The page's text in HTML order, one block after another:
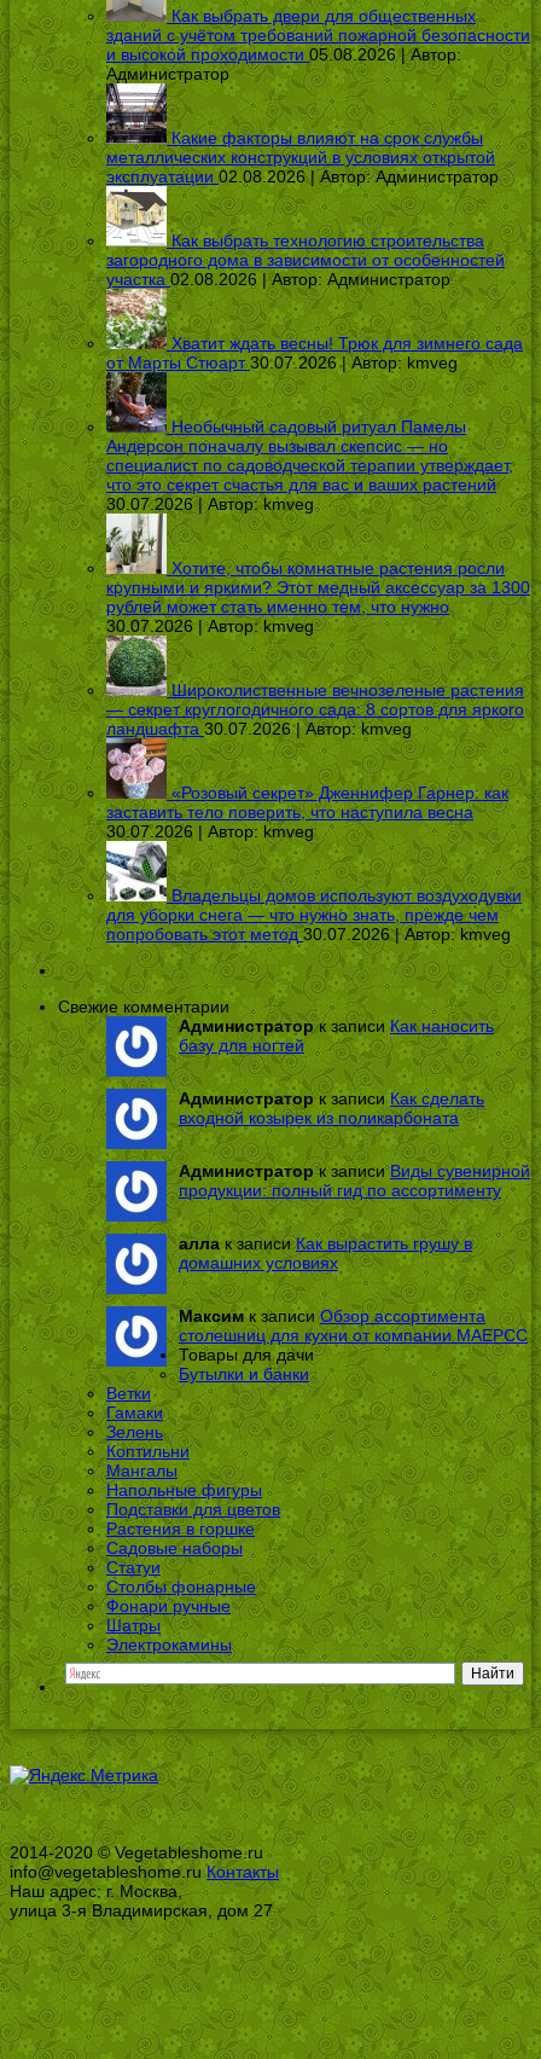
Как выбрать двери для общественных
зданий с учётом требований пожарной безопасности
и высокой проходимости 05.08.2026 | Автор:
Администратор
Какие факторы влияют на срок службы
металлических конструкций в условиях открытой
эксплуатации 02.08.2026 | Автор:Администратор
Как выбрать технологию строительства
загородного дома в зависимости от особенностей
участка 02.08.2026 | Автор: Администратор
Хватит ждать весны! Трюк для зимнего сада
от Марты Стюарт 30.07.2026 | Автор: kmveg
Необычный садовый ритуал Памелы
Андерсон поначалу вызывал скепсис — но
специалист по садоводческой терапии утверждает,
что это секрет счастья для вас и ваших растений
30.07.2026 | Автор:kmveg
Хотите, чтобы комнатные растения росли
крупными и яркими? Этот медный аксессуар за 1300
рублей может стать именно тем, что нужно
30.07.2026 | Автор: kmveg
Широколиственные вечнозеленые растения
— секрет круглогодичного сада: 8 сортов для яркого
ландшафта 30.07.2026 | Автор:kmveg
«Розовый секрет» Дженнифер Гарнер: как
заставить тело поверить, что наступила весна
30.07.2026 | Автор: kmveg
Владельцы домов используют воздуходувки
для уборки снега — что нужно знать, прежде чем
попробовать этот метод 30.07.2026 | Автор:kmveg
Свежие комментарии
Администраторк записиКак наносить
базу для ногтей
Администраторк записиКак сделать
входной козырек из поликарбоната
Администраторк записиВиды сувенирной
продукции: полный гид по ассортименту
аллак записиКак вырастить грушу в
домашних условиях
Максимк записиОбзор ассортимента
столешниц для кухни от компании МАЕРСС
Товары для дачи
Бутылки и банки
Ветки
Гамаки
Зелень
Коптильни
Мангалы
Напольные фигуры
Подставки для цветов
Растения в горшке
Садовые наборы
Статуи
Столбы фонарные
Фонари ручные
Шатры
Электрокамины
2014-2020 © Vegetableshome.ru
info@vegetableshome.ruКонтакты
Наш адрес: г. Москва,
улица 3-я Владимирская, дом 27